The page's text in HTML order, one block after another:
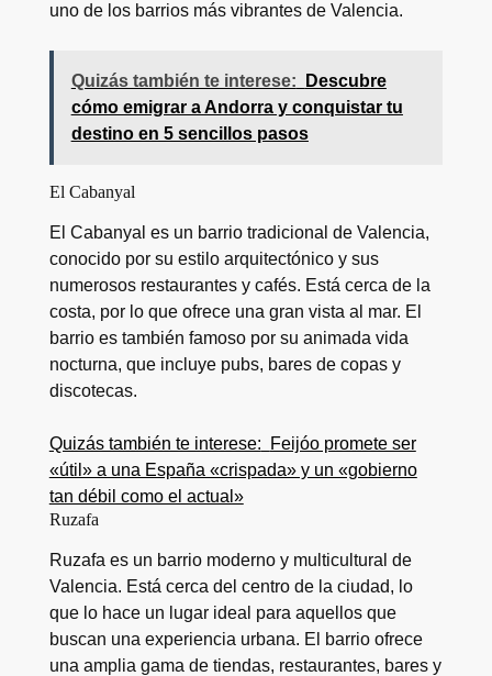
uno de los barrios más vibrantes de Valencia.
Quizás también te interese:
Descubre
cómo emigrar a Andorra y conquistar tu
destino en 5 sencillos pasos
El Cabanyal
El Cabanyal es un barrio tradicional de Valencia,
conocido por su estilo arquitectónico y sus
numerosos restaurantes y cafés. Está cerca de la
costa, por lo que ofrece una gran vista al mar. El
barrio es también famoso por su animada vida
nocturna, que incluye pubs, bares de copas y
discotecas.
Quizás también te interese:
Feijóo promete ser
«útil» a una España «crispada» y un «gobierno
tan débil como el actual»
Ruzafa
Ruzafa es un barrio moderno y multicultural de
Valencia. Está cerca del centro de la ciudad, lo
que lo hace un lugar ideal para aquellos que
buscan una experiencia urbana. El barrio ofrece
una amplia gama de tiendas, restaurantes, bares y